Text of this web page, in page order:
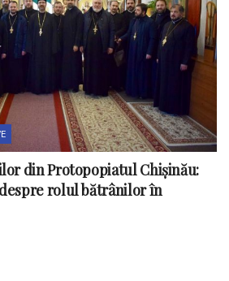
din Protopopiatul Chișinău:
rolul bătrânilor în